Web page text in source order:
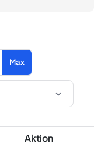
Max
Aktion